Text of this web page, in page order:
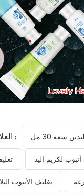
العلامات الساخنة : سعة 30 مل
لكريم اليد
تغليف الأنبوب